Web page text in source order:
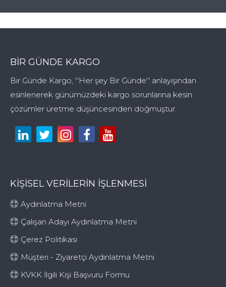
BIR GÜNDE KARGO
Bir Günde Kargo, ''Her şey Bir Günde'' anlayışından
esinlenerek günümüzdeki kargo sorunlarına kesin
çözümler üretme düşüncesinden doğmuştur.
KİŞİSEL VERİLERİN İŞLENMESİ
Aydınlatma Metni
Çalışan Adayı Aydınlatma Metni
Çerez Politikası
Müşteri - Ziyaretçi Aydınlatma Metni
KVKK İlgili Kişi Başvuru Formu